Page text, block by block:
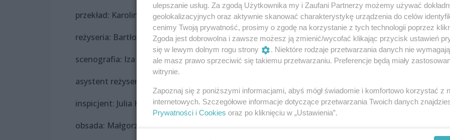
przekład: Karolina Bikont
reżyseria: Bartłomiej Wyszomirski
scenografia: Iza Toroniewicz
asystent reżysera: Małgorzata Chryc-Filary
inspicjent: Julia Karol
obsada: Małgorzata Chryc-Filary, Zbigniew Filary, Karol Olszewski
ulepszanie usług. Za zgodą Użytkownika my i Zaufani Partnerzy możemy używać
geolokalizacyjnych oraz aktywnie skanować charakterystykę urządzenia do celów
cenimy Twoją prywatność, prosimy o zgodę na korzystanie z tych technologii poprzez
Zgoda jest dobrowolna i zawsze możesz ją zmienić/wycofać klikając przycisk ustawień
się w lewym dolnym rogu strony
. Niektóre rodzaje przetwarzania danych nie
ale masz prawo sprzeciwić się takiemu przetwarzaniu. Preferencje będą miały
witrynie.
Zapoznaj się z poniższymi informacjami, abyś mógł świadomie i komfortowo korzystać z
internetowych. Szczegółowe informacje dotyczące przetwarzania Twoich danych
Prywatności i Cookies oraz po kliknięciu w „Ustawienia”.